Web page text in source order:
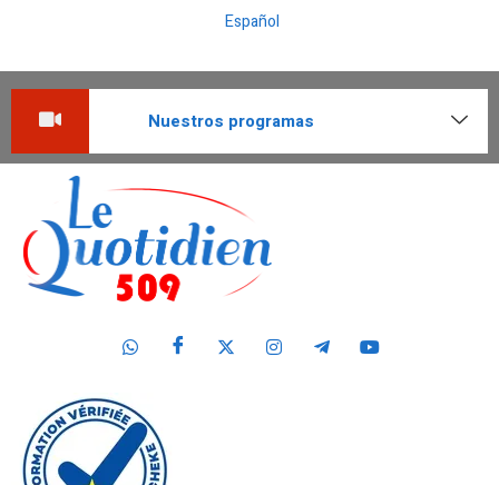
Español
Nuestros programas